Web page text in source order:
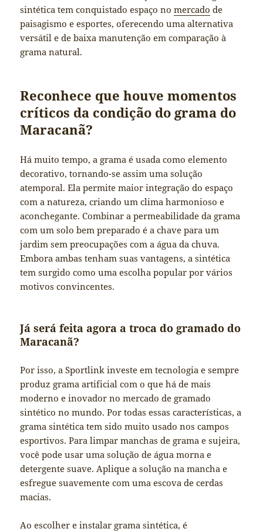
sintética tem conquistado espaço nomercado de
paisagismo e esportes, oferecendo uma alternativa
versátil e de baixa manutenção em comparação à
grama natural.
Reconhece que houve momentos
críticos da condição do grama do
Maracanã?
Há muito tempo, a grama é usada como elemento
decorativo, tornando-se assim uma solução
atemporal. Ela permite maior integração do espaço
com a natureza, criando um clima harmonioso e
aconchegante. Combinar a permeabilidade da grama
com um solo bem preparado é a chave para um
jardim sem preocupações com a água da chuva.
Embora ambas tenham suas vantagens, a sintética
tem surgido como uma escolha popular por vários
motivos convincentes.
Já será feita agora a troca do gramado do
Maracanã?
Por isso, a Sportlink investe em tecnologia e sempre
produz grama artificial com o que há de mais
moderno e inovador no mercado de gramado
sintético no mundo. Por todas essas características, a
grama sintética tem sido muito usado nos campos
esportivos. Para limpar manchas de grama e sujeira,
você pode usar uma solução de água morna e
detergente suave. Aplique a solução na mancha e
esfregue suavemente com uma escova de cerdas
macias.
Ao escolher e instalar grama sintética, é